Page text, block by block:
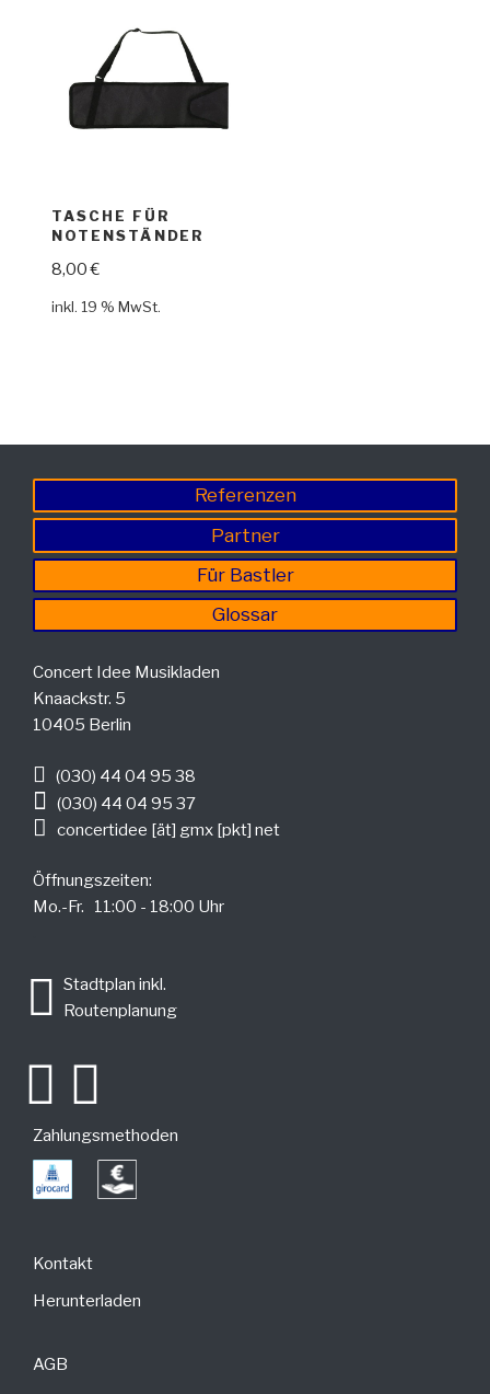
TASCHE FÜR
NOTENSTÄNDER
8,00€
inkl. 19 % MwSt.
Referenzen
Partner
Für Bastler
Glossar
Concert Idee Musikladen
Knaackstr. 5
10405 Berlin
(030) 44 04 95 38
(030) 44 04 95 37
concertidee [ät] gmx [pkt] net
Öffnungszeiten:
Mo.-Fr. 11:00 - 18:00 Uhr
Stadtplan inkl.
Routenplanung
Zahlungsmethoden
Kontakt
Herunterladen
AGB